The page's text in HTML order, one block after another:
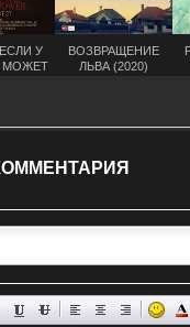
У
МОЖЕТ
ВОЗВРАЩЕНИЕ
ЛЬВА (2020)